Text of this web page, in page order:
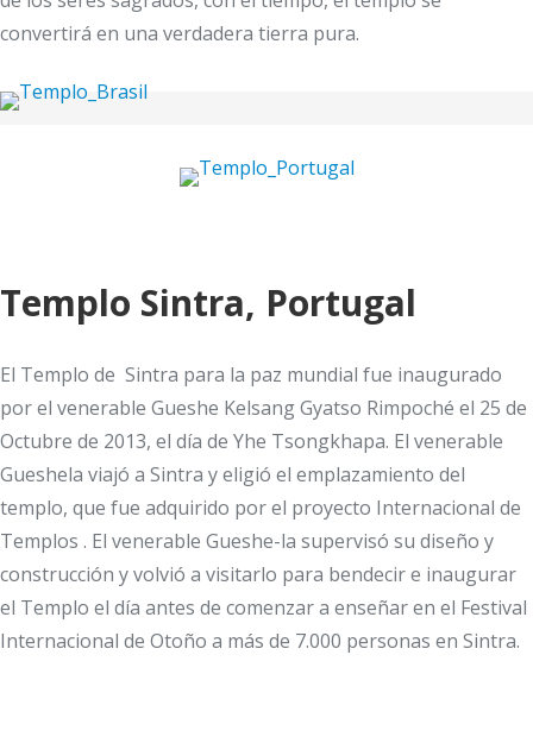
convertirá en una verdadera tierra pura.
Templo Sintra, Portugal
El Templo de Sintra para la paz mundial fue inaugurado
por el venerable Gueshe Kelsang Gyatso Rimpoché el 25 de
Octubre de 2013, el día de Yhe Tsongkhapa. El venerable
Gueshela viajó a Sintra y eligió el emplazamiento del
templo, que fue adquirido por el proyecto Internacional de
Templos . El venerable Gueshe-la supervisó su diseño y
construcción y volvió a visitarlo para bendecir e inaugurar
el Templo el día antes de comenzar a enseñar en el Festival
Internacional de Otoño a más de 7.000 personas en Sintra.